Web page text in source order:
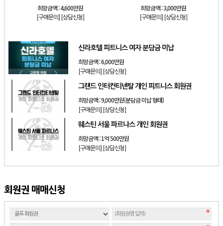
희망금액 :4,600만원
[구매문의] [상담신청]
희망금액 :3,000만원
[구매문의] [상담신청]
신라호텔 피트니스 여자 분담금 미납
희망금액 :6,000만원
[구매문의] [상담신청]
그랜드 인터컨티넨탈 개인 피트니스 회원권
희망금액 :9,000만원(분담금 미납 형태)
[구매문의] [상담신청]
웨스틴 서울 파르나스 개인 회원권
희망금액 :1억 500만원
[구매문의] [상담신청]
회원권 매매신청